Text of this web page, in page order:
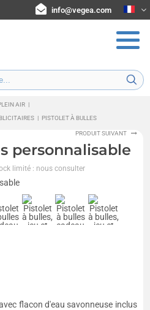
info@vegea.com
AIR |
| PISTOLET À BULLES
PRODUIT SUIVANT
personnalisable
limité : nous consulter
flacon d'eau savonneuse inclus